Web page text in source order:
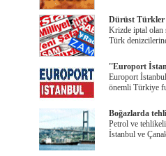
Dürüst Türkler
Krizde iptal olan
Türk
''Europort
Europort
önemli Türkiye
Boğazlarda
Petrol ve tehlikeli
İstanbul ve